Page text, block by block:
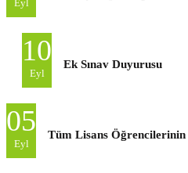
Eyl
10
Eyl
Ek Sınav Duyurusu
05
Eyl
Tüm Lisans